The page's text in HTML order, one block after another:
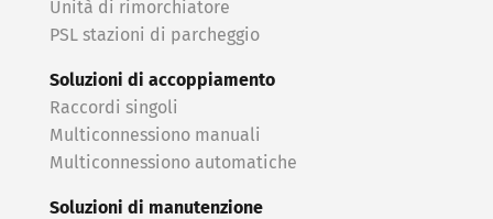
Unità di rimorchiatore
PSL stazioni di parcheggio
Soluzioni di accoppiamento
Raccordi singoli
Multiconnessiono manuali
Multiconnessiono automatiche
Soluzioni di manutenzione